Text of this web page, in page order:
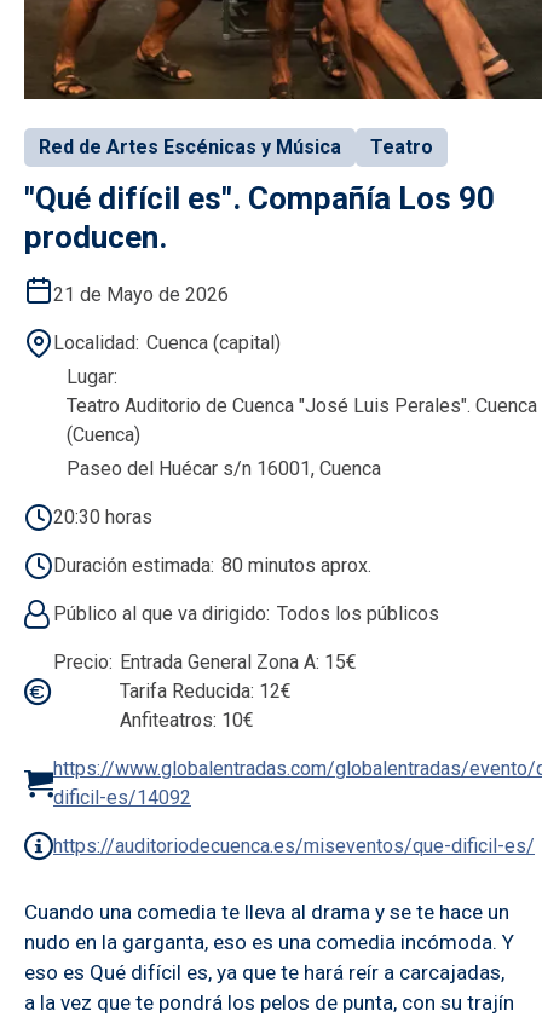
Red de Artes Escénicas y Música Teatro
"Qué difícil es". Compañía Los 90
producen.
21 de Mayo de 2026
Localidad Cuenca (capital)
Lugar
Teatro Auditorio de Cuenca "José Luis Perales". Cuenca
(Cuenca)
Paseo del Huécar s/n 16001, Cuenca
20:30 horas
Duración estimada 80 minutos aprox.
Público al que va dirigido Todos los públicos
Precio
Entrada General Zona A: 15€
Tarifa Reducida: 12€
Anfiteatros: 10€
https://www.globalentradas.com/globalentradas/evento/
dificil-es/14092
https://auditoriodecuenca.es/miseventos/que-dificil-es/
Cuando una comedia te lleva al drama y se te hace un
nudo en la garganta, eso es una comedia incómoda. Y
eso es Qué difícil es, ya que te hará reír a carcajadas,
a la vez que te pondrá los pelos de punta, con su trajín